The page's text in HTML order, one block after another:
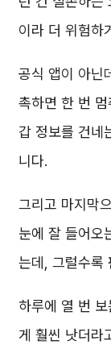
이라 더 위험하
공식 앱이 아닌
촉하면 한 번 멈
갑 정보를 건네
니다.
그리고 마지막
눈에 잘 들어오
는데, 그럴수록
하루에 열 번
게 훨씬 낫더라